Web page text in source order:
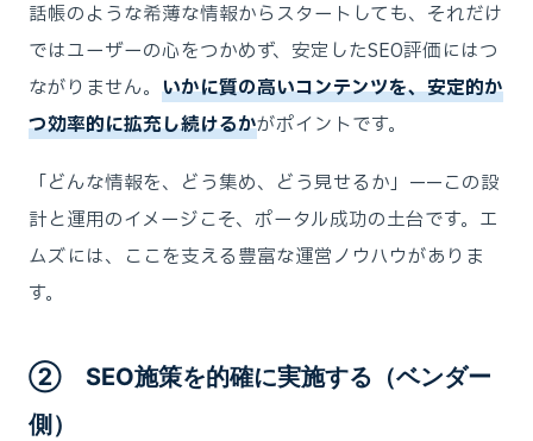
話帳のような希薄な情報からスタートしても、それだけ
ではユーザーの心をつかめず、安定したSEO評価にはつ
ながりません。 いかに質の高いコンテンツを、安定的か
つ効率的に拡充し続けるかがポイントです。
「どんな情報を、どう集め、どう見せるか」——この設
計と運用のイメージこそ、ポータル成功の土台です。エ
ムズには、ここを支える豊富な運営ノウハウがありま
す。
➁ SEO施策を的確に実施する（ベンダー
側）